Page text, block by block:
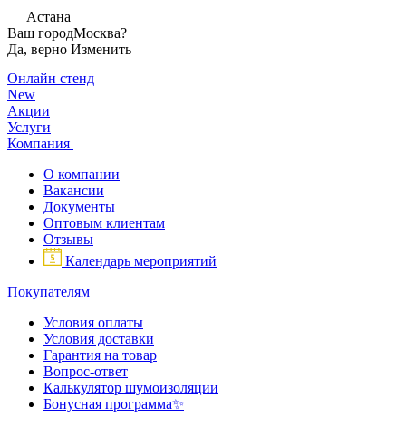
Астана
Ваш городМосква?
Да, верно Изменить
Онлайн стенд
New
Акции
Услуги
Компания
О компании
Вакансии
Документы
Оптовым клиентам
Отзывы
Календарь мероприятий
Покупателям
Условия оплаты
Условия доставки
Гарантия на товар
Вопрос-ответ
Калькулятор шумоизоляции
Бонусная программа✨